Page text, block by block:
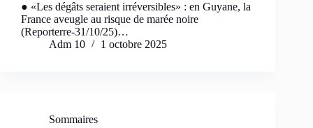
● «Les dégâts seraient irréversibles» : en Guyane, la
France aveugle au risque de marée noire
(Reporterre-31/10/25)…
Adm 10
1 octobre 2025
Sommaires